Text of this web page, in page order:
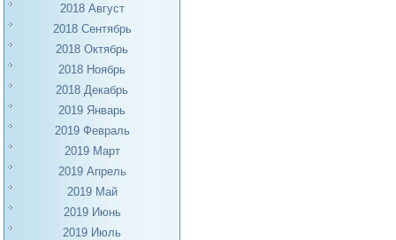
2018 Август
2018 Сентябрь
2018 Октябрь
2018 Ноябрь
2018 Декабрь
2019 Январь
2019 Февраль
2019 Март
2019 Апрель
2019 Май
2019 Июнь
2019 Июль